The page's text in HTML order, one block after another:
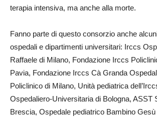
terapia intensiva, ma anche alla morte.
Fanno parte di questo consorzio anche
ospedali e dipartimenti universitari: Irccs
Raffaele di Milano, Fondazione Irccs
Pavia, Fondazione Irccs Cà Granda
Policlinico di Milano, Unità pediatrica
Ospedaliero-Universitaria di Bologna, ASST
Brescia, Ospedale pediatrico Bambino